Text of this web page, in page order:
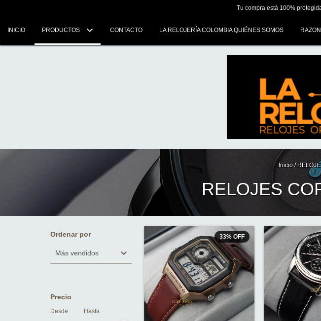
Tu compra está 100%
INICIO PRODUCTOS CONTACTO LA RELOJERÍA COLOMBIA QUIÉNES SOMOS
Inicio /
RELOJES
Ordenar por
Precio
Desde Hasta
33% OFF